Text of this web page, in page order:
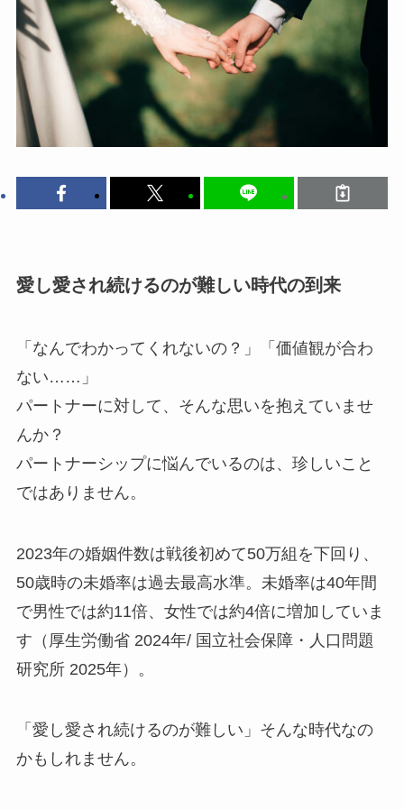
愛し愛され続けるのが難しい時代の到来
「なんでわかってくれないの？」「価値観が合わ
ない……」
パートナーに対して、そんな思いを抱えていませ
んか？
パートナーシップに悩んでいるのは、珍しいこと
ではありません。
2023年の婚姻件数は戦後初めて50万組を下回り、
50歳時の未婚率は過去最高水準。未婚率は40年間
で男性では約11倍、女性では約4倍に増加していま
す（厚生労働省 2024年/ 国立社会保障・人口問題
研究所 2025年）。
「愛し愛され続けるのが難しい」そんな時代なの
かもしれません。